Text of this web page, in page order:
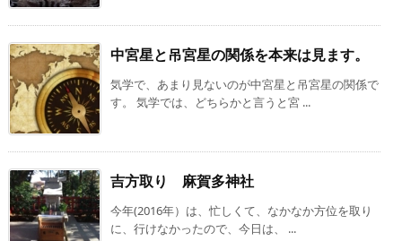
中宮星と吊宮星の関係を本来は見ます。
気学で、あまり見ないのが中宮星と吊宮星の関係で
す。 気学では、どちらかと言うと宮 ...
吉方取り 麻賀多神社
今年(2016年）は、忙しくて、なかなか方位を取り
に、行けなかったので、今日は、 ...